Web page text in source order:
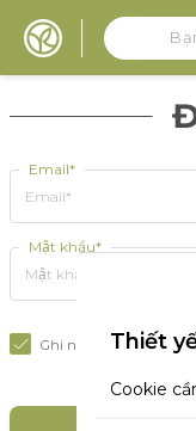
Email*
Mật khẩu*
Ghi nhớ tôi Thiết
Cookie